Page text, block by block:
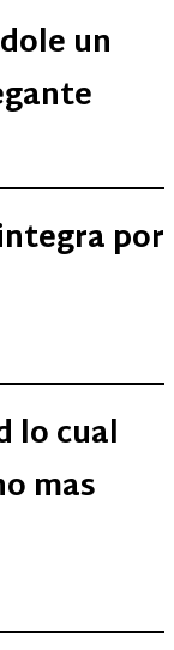
un
por
lo cual
mas